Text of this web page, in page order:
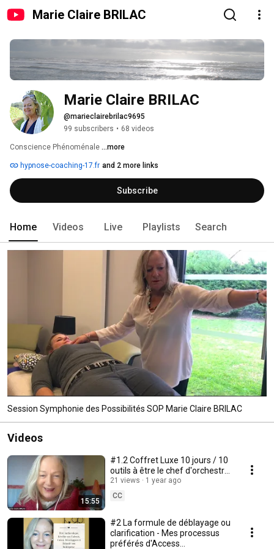
Marie Claire BRILAC
Marie Claire BRILAC
@marieclairebrilac9695
99 subscribers • 68 videos
Conscience Phénoménale ...more
hypnose-coaching-17.fr and 2 more links
Subscribe
Home Videos Live Playlists Search
Session Symphonie des Possibilités SOP Marie Claire BRILAC
Videos
15:55
#1.2 Coffret Luxe 10 jours / 10
outils à être le chef d'orchestre
de votre vie
21 views
1 year ago
CC
#2 La formule de déblayage ou
clarification - Mes processus
préférés d'Access